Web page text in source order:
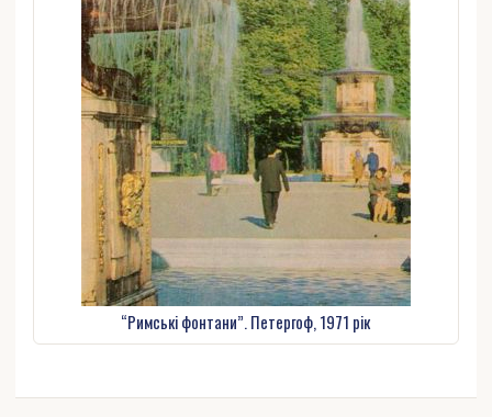
“Римські фонтани”. Петергоф, 1971 рік